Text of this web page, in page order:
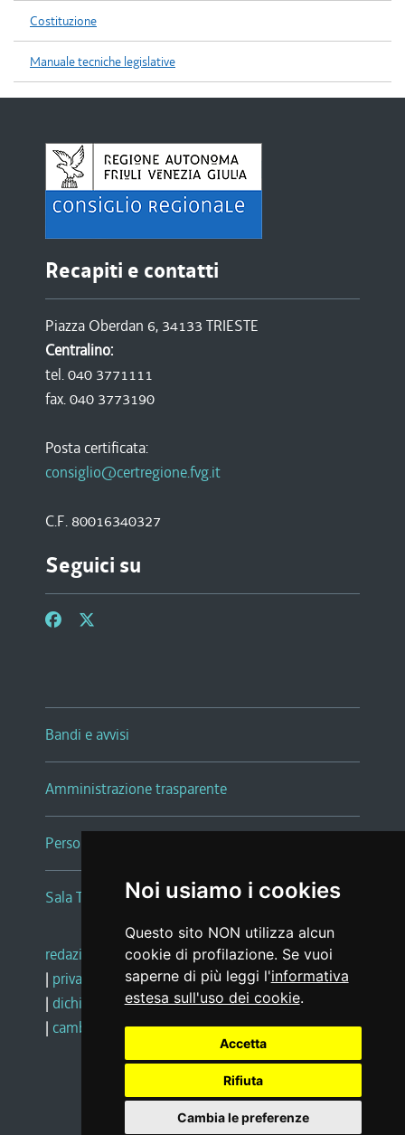
Noi usiamo i cookies
Questo sito NON utilizza alcun
cookie di profilazione. Se vuoi
saperne di più leggi l'informativa
estesa sull'uso dei cookie.
Accetta
Rifiuta
Cambia le preferenze
Costituzione
Manuale tecniche legislative
Recapiti e contatti
Piazza Oberdan 6, 34133 TRIESTE
Centralino:
tel. 040 3771111
fax. 040 3773190
Posta certificata:
consiglio@certregione.fvg.it
C.F. 80016340327
Seguici su
Bandi e avvisi
Amministrazione trasparente
Persone e Uffici
Sala Tiziano Tessitori
redazione web |note legali |glossario
| privacy
social media policy
| dichiarazione di accessibilità |feedback
| cambio preferenze cookie
Realizzato da